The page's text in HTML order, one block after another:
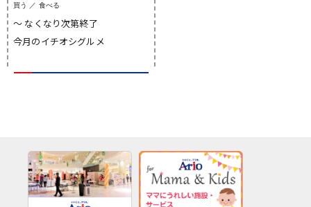
買う ／ 食べる
〜 なくなり次第終了
今月のイチオシグルメ